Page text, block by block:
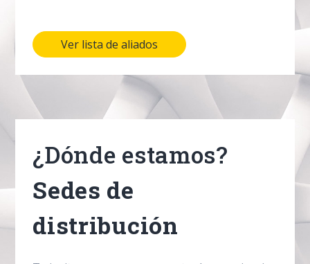
Ver lista de aliados
¿Dónde estamos?
Sedes de
distribución